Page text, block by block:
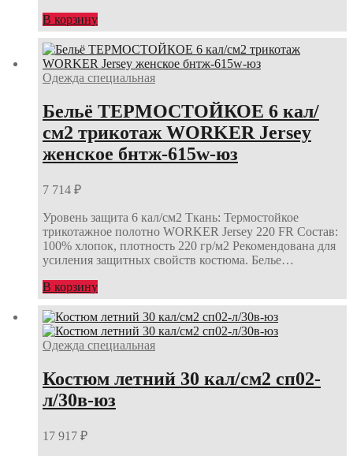
В корзину
Одежда специальная
Бельё ТЕРМОСТОЙКОЕ 6 кал/
см2 трикотаж WORKER Jersey
женское бнтж-615w-юз
7 714 ₽
Уровень защита 6 кал/см2 Ткань: Термостойкое
трикотажное полотно WORKER Jersey 220 FR Состав:
100% хлопок, плотность 220 гр/м2 Рекомендована для
усиления защитных свойств костюма. Белье…
В корзину
Одежда специальная
Костюм летний 30 кал/см2 сп02-
л/30в-юз
17 917 ₽